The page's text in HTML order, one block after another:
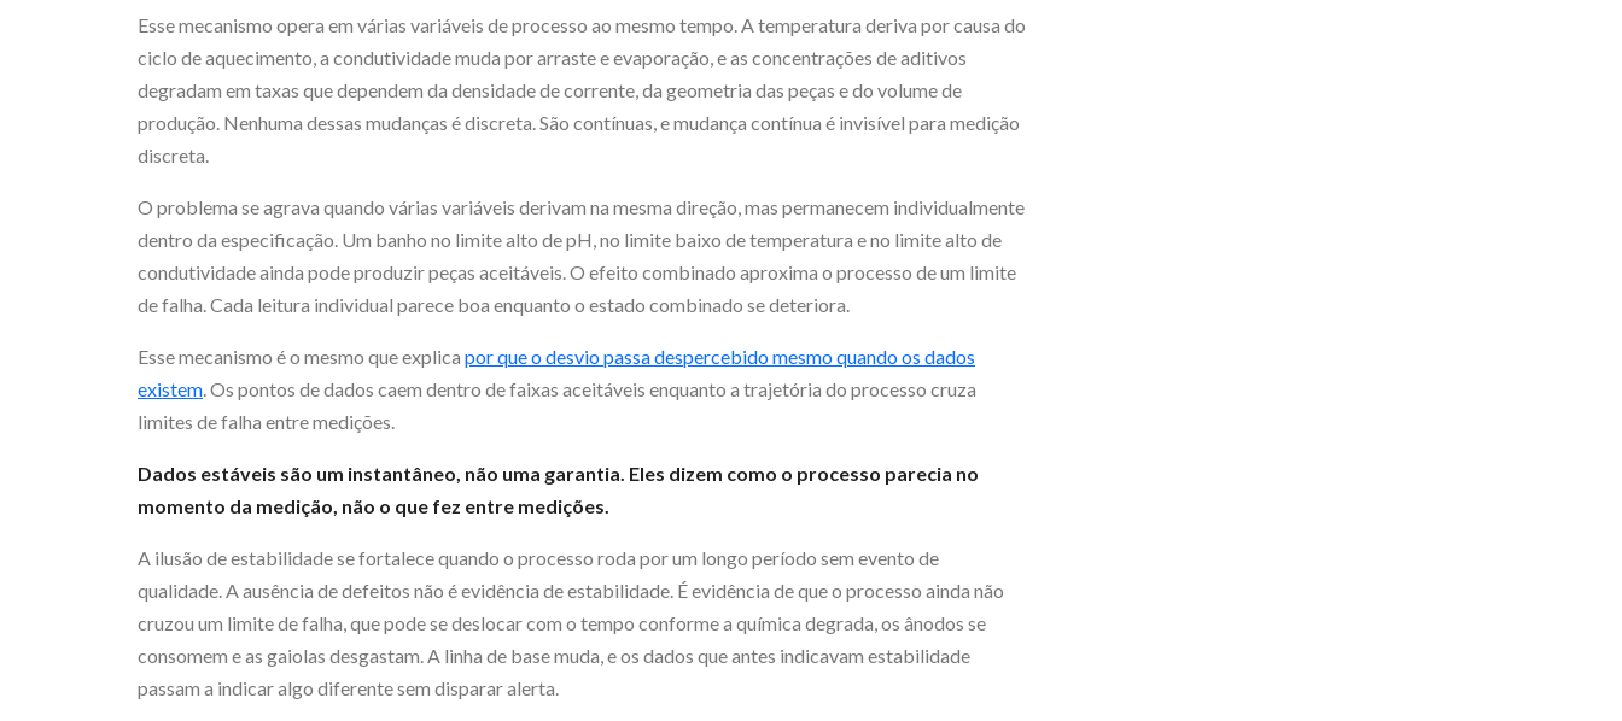
Esse mecanismo opera em várias variáveis de processo ao mesmo tempo. A temperatura deriva por causa do
ciclo de aquecimento, a condutividade muda por arraste e evaporação, e as concentrações de aditivos
degradam em taxas que dependem da densidade de corrente, da geometria das peças e do volume de
produção. Nenhuma dessas mudanças é discreta. São contínuas, e mudança contínua é invisível para medição
discreta.
O problema se agrava quando várias variáveis derivam na mesma direção, mas permanecem individualmente
dentro da especificação. Um banho no limite alto de pH, no limite baixo de temperatura e no limite alto de
condutividade ainda pode produzir peças aceitáveis. O efeito combinado aproxima o processo de um limite
de falha. Cada leitura individual parece boa enquanto o estado combinado se deteriora.
Esse mecanismo é o mesmo que explica por que o desvio passa despercebido mesmo quando os dados
existem. Os pontos de dados caem dentro de faixas aceitáveis enquanto a trajetória do processo cruza
limites de falha entre medições.
Dados estáveis são um instantâneo, não uma garantia. Eles dizem como o processo parecia no
momento da medição, não o que fez entre medições.
A ilusão de estabilidade se fortalece quando o processo roda por um longo período sem evento de
qualidade. A ausência de defeitos não é evidência de estabilidade. É evidência de que o processo ainda não
cruzou um limite de falha, que pode se deslocar com o tempo conforme a química degrada, os ânodos se
consomem e as gaiolas desgastam. A linha de base muda, e os dados que antes indicavam estabilidade
passam a indicar algo diferente sem disparar alerta.